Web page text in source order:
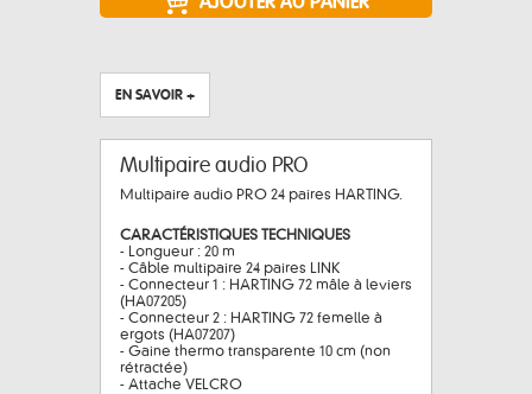
EN SAVOIR +
Multipaire audio PRO
Multipaire audio PRO 24 paires HARTING.
CARACTÉRISTIQUES TECHNIQUES
- Longueur : 20 m
- Câble multipaire 24 paires LINK
- Connecteur 1 : HARTING 72 mâle à leviers
(HA07205)
- Connecteur 2 : HARTING 72 femelle à
ergots (HA07207)
- Gaine thermo transparente 10 cm (non
rétractée)
- Attache VELCRO